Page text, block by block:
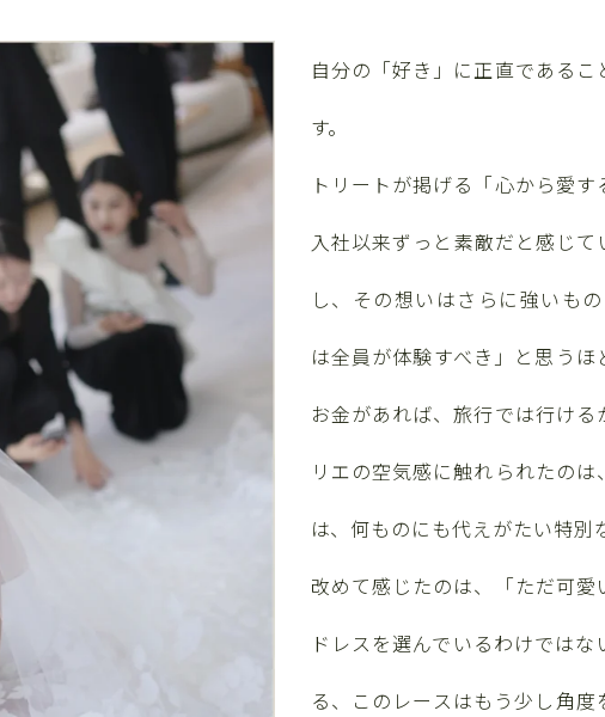
自分の「好き」に正直である
す。
トリートが掲げる「心から愛
入社以来ずっと素敵だと感じ
し、その想いはさらに強いも
は全員が体験すべき」と思う
お金があれば、旅行では行け
リエの空気感に触れられたの
は、何ものにも代えがたい特別
改めて感じたのは、「ただ可
ドレスを選んでいるわけでは
る、このレースはもう少し角